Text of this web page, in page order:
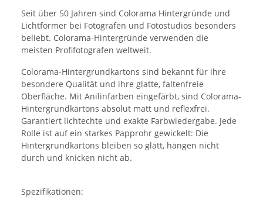
Seit über 50 Jahren sind Colorama Hintergründe und
Lichtformer bei Fotografen und Fotostudios besonders
beliebt. Colorama-Hintergründe verwenden die
meisten Profifotografen weltweit.
Colorama-Hintergrundkartons sind bekannt für ihre
besondere Qualität und ihre glatte, faltenfreie
Oberfläche. Mit Anilinfarben eingefärbt, sind Colorama-
Hintergrundkartons absolut matt und reflexfrei.
Garantiert lichtechte und exakte Farbwiedergabe. Jede
Rolle ist auf ein starkes Papprohr gewickelt: Die
Hintergrundkartons bleiben so glatt, hängen nicht
durch und knicken nicht ab.
Spezifikationen: